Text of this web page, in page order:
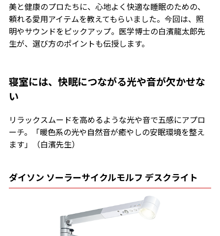
美と健康のプロたちに、心地よく快適な睡眠のための、
頼れる愛用アイテムを教えてもらいました。今回は、照
明やサウンドをピックアップ。医学博士の白濱龍太郎先
生が、選び方のポイントも伝授します。
寝室には、快眠につながる光や音が欠かせな
い
リラックスムードを高めるような光や音で五感にアプロ
ーチ。「暖色系の光や自然音が癒やしの安眠環境を整え
ます」（白濱先生）
ダイソン ソーラーサイクルモルフ デスクライト